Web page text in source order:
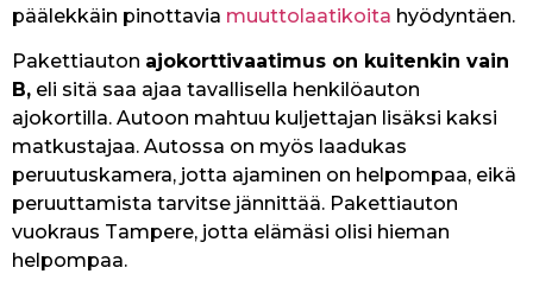
päälekkäin pinottavia muuttolaatikoita hyödyntäen.
Pakettiauton ajokorttivaatimus on kuitenkin vain
B, eli sitä saa ajaa tavallisella henkilöauton
ajokortilla. Autoon mahtuu kuljettajan lisäksi kaksi
matkustajaa. Autossa on myös laadukas
peruutuskamera, jotta ajaminen on helpompaa, eikä
peruuttamista tarvitse jännittää. Pakettiauton
vuokraus Tampere, jotta elämäsi olisi hieman
helpompaa.